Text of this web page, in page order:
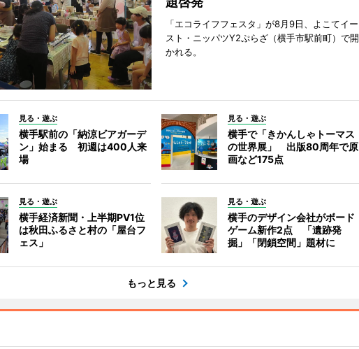
「エコライフフェスタ」が8月9日、よこてイー
スト・ニッパツY2ぷらざ（横手市駅前町）で開
かれる。
見る・遊ぶ
横手駅前の「納涼ビアガーデ
ン」始まる 初週は400人来
場
見る・遊ぶ
横手で「きかんしゃトーマス
の世界展」 出版80周年で原
画など175点
見る・遊ぶ
横手経済新聞・上半期PV1位
は秋田ふるさと村の「屋台フ
ェス」
見る・遊ぶ
横手のデザイン会社がボード
ゲーム新作2点 「遺跡発
掘」「閉鎖空間」題材に
もっと見る